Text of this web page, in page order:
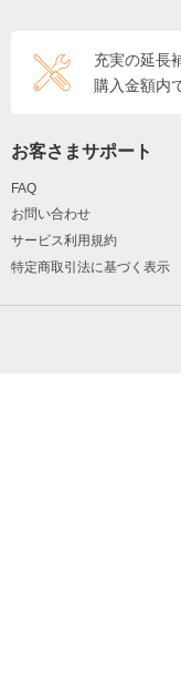
充実の延長
購入金額内
お客さまサポート
FAQ
お問い合わせ
サービス利用規約
特定商取引法に基づく表示